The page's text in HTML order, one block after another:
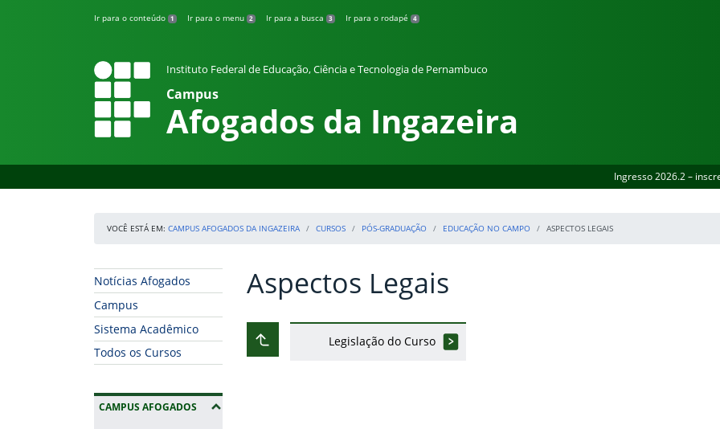
Ir para o conteúdo 1 Ir para o menu 2 Ir para a busca 3 Ir para o rodapé 4
Instituto Federal de Educação, Ciência e Tecnologia de Pernambuco
Campus
Afogados da Ingazeira
Ingresso 2026.2 –
VOCÊ ESTÁ EM: CAMPUS AFOGADOS DA INGAZEIRA CURSOS PÓS-GRADUAÇÃO EDUCAÇÃO NO CAMPO ASPECTOS LEGAIS
Início da navegação
Notícias Afogados
Campus
Sistema Acadêmico
Todos os Cursos
CAMPUS AFOGADOS
Início do conteúdo
Aspectos Legais
Subir ao nível anteriorLegislação do Curso